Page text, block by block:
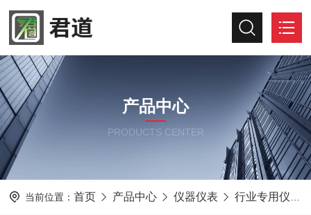
产品中心
PRODUCTS CENTER
当前位置： 首页 产品中心 仪器仪表 行业专用仪器仪表